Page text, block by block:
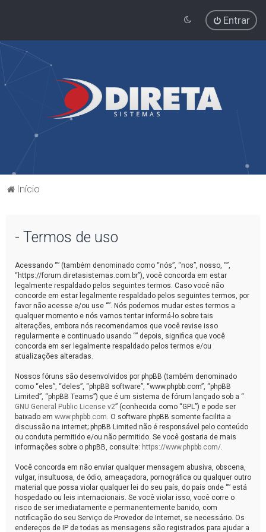
Entrar
Início
- Termos de uso
Acessando “” (também denominado como “nós”, “nos”, nosso, “”,
“https://forum.diretasistemas.com.br”), você concorda em estar
legalmente respaldado pelos seguintes termos. Caso você não
concorde em estar legalmente respaldado pelos seguintes termos, por
favor não acesse e/ou use “”. Nós podemos mudar estes termos a
qualquer momento e nós vamos tentar informá-lo sobre tais
alterações, embora nós recomendamos que você revise isso
regularmente e continuado usando “” depois, significa que você
concorda em ser legalmente respaldado pelos termos e/ou
atualizações alteradas.
Nossos fóruns são desenvolvidos por phpBB (também denominado
como “eles”, “deles”, “phpBB software”, “www.phpbb.com”, “phpBB
Limited”, “phpBB Teams”) que é um sistema de fórum lançado sob a “
GNU General Public License v2” (conhecida como “GPL”) e pode ser
baixado em www.phpbb.com . O software phpBB somente facilita a
discussão na internet; phpBB Limited não é responsável pelo conteúdo
ou conduta permitido e/ou não permitido. Se você gostaria de mais
informações sobre o phpBB, consulte: https://www.phpbb.com/
Você concorda em não enviar qualquer mensagem abusiva, obscena,
vulgar, insultuosa, de ódio, ameaçadora, pornográfica ou qualquer outro
material que possa violar qualquer lei do seu país, do país onde “” está
hospedado ou leis internacionais. Se você violar isso, você corre o
risco de ser imediatamente e permanentemente banido, com
notificação do seu Serviço de Provedor de Internet, se necessário. Os
endereços de IP de todas as mensagens são registrados para ajudar a